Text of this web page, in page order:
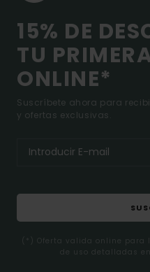
15% DE
TU
ONLINE*
Suscríbete ahora para
y ofertas exclusivas.
(*) Oferta valida online para
de uso detalladas